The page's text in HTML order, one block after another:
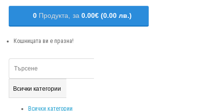
0 Продукта, за 0.00€ (0.00 лв.)
Кошницата ви е празна!
Всички категории
Всички категории